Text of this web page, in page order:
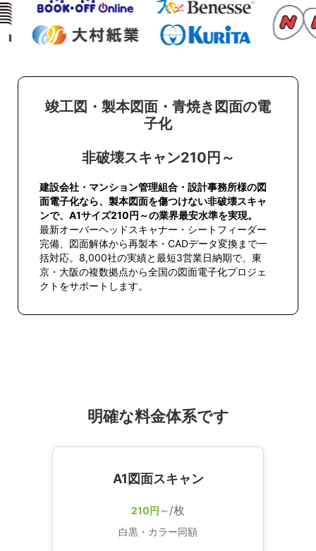
竣工図・製本図面・青焼き図面の電
子化
非破壊スキャン210円～
建設会社・マンション管理組合・設計事務所様の図
面電子化なら、製本図面を傷つけない非破壊スキャ
ンで、A1サイズ210円～の業界最安水準を実現。
最新オーバーヘッドスキャナー・シートフィーダー
完備、図面解体から再製本・CADデータ変換まで一
括対応。8,000社の実績と最短3営業日納期で、東
京・大阪の複数拠点から全国の図面電子化プロジェ
クトをサポートします。
明確な料金体系です
A1図面スキャン
210円～/枚
白黒・カラー同額